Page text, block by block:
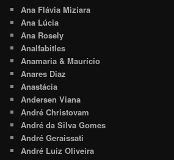
Ana Flávia Miziara
Ana Lúcia
Ana Rosely
Analfabitles
Anamaria & Maurício
Anares Diaz
Anastácia
Andersen Viana
André Christovam
André da Silva Gomes
André Geraissati
André Luiz Oliveira